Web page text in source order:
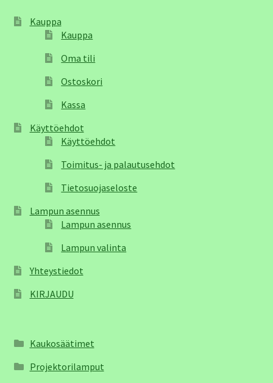
Kauppa
Kauppa
Oma tili
Ostoskori
Kassa
Käyttöehdot
Käyttöehdot
Toimitus- ja palautusehdot
Tietosuojaseloste
Lampun asennus
Lampun asennus
Lampun valinta
Yhteystiedot
KIRJAUDU
Kaukosäätimet
Projektorilamput